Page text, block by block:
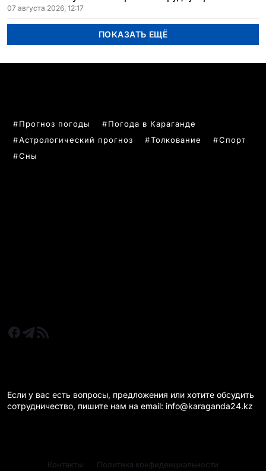
07 августа 2026, 12:17
ПОКАЗАТЬ ЕЩЁ
Прогноз погоды
Погода в Караганде
Астрологический прогноз
Толкование
Спорт
Сны
Если у вас есть вопросы, предложения или хотите обсудить
сотрудничество, пишите нам на email: info@karaganda24.kz
Контакты Политика конфиденциальности